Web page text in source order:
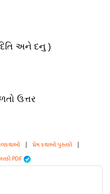
અને દનુ )
ઉત્તર
| પ્રેમ કથાઓ પુસ્તકો |
PDF